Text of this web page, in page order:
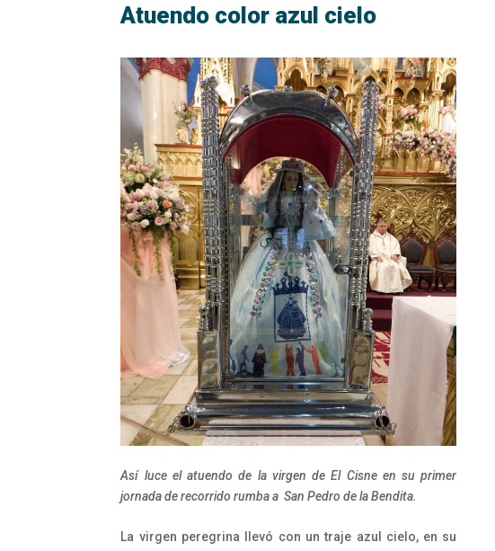
Atuendo color azul cielo
Así luce el atuendo de la virgen de El Cisne en su primer
jornada de recorrido rumba a San Pedro de la Bendita.
La virgen peregrina llevó con un traje azul cielo, en su